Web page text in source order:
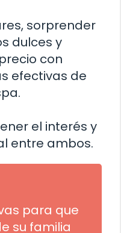
sorprender
dulces y
con
efectivas de
el interés y
entre ambos.
para que
su familia